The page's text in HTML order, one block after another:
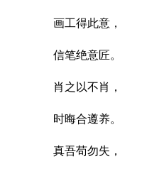
画工得此意，
信笔绝意匠。
肖之以不肖，
时晦合遵养。
真吾苟勿失，